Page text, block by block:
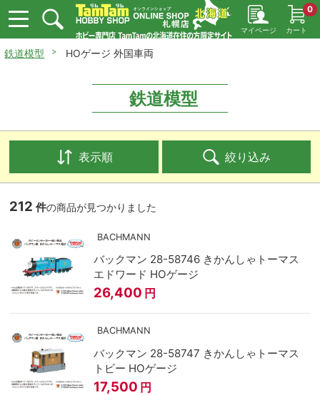
マイページ カート
0
鉄道模型 HOゲージ 外国車両
鉄道模型
表示順 絞り込み
212 件の商品が見つかりました
BACHMANN
バックマン 28-58746 きかんしゃトーマス
エドワード HOゲージ
26,400 円
BACHMANN
バックマン 28-58747 きかんしゃトーマス
トビー HOゲージ
17,500 円